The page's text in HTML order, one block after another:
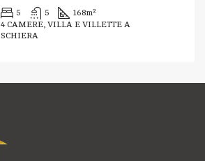
5 5 168m²
4 CAMERE, VILLA E VILLETTE A
SCHIERA